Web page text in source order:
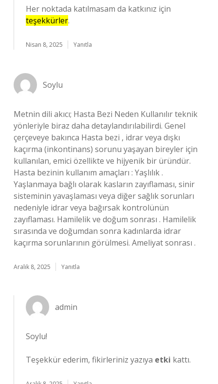
Her noktada katılmasam da katkınız için
teşekkürler.
Nisan 8, 2025 Yanıtla
Soylu
Metnin dili akıcı; Hasta Bezi Neden Kullanılır teknik
yönleriyle biraz daha detaylandırılabilirdi. Genel
çerçeveye bakınca Hasta bezi , idrar veya dışkı
kaçırma (inkontinans) sorunu yaşayan bireyler için
kullanılan, emici özellikte ve hijyenik bir üründür.
Hasta bezinin kullanım amaçları : Yaşlılık .
Yaşlanmaya bağlı olarak kasların zayıflaması, sinir
sisteminin yavaşlaması veya diğer sağlık sorunları
nedeniyle idrar veya bağırsak kontrolünün
zayıflaması. Hamilelik ve doğum sonrası . Hamilelik
sırasında ve doğumdan sonra kadınlarda idrar
kaçırma sorunlarının görülmesi. Ameliyat sonrası .
Aralık 8, 2025 Yanıtla
admin
Soylu!
Teşekkür ederim, fikirleriniz yazıya etki kattı.